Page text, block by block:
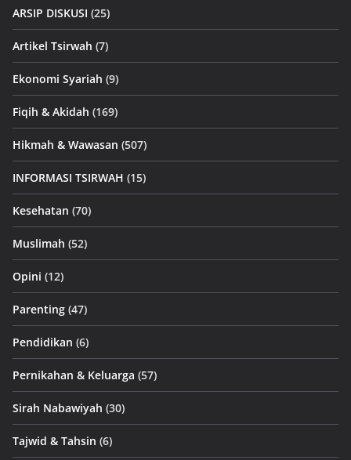
ARSIP DISKUSI (25)
Artikel Tsirwah (7)
Ekonomi Syariah (9)
Fiqih & Akidah (169)
Hikmah & Wawasan (507)
INFORMASI TSIRWAH (15)
Kesehatan (70)
Muslimah (52)
Opini (12)
Parenting (47)
Pendidikan (6)
Pernikahan & Keluarga (57)
Sirah Nabawiyah (30)
Tajwid & Tahsin (6)